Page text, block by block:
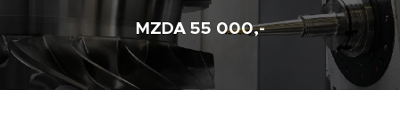
MZDA 55 000,-